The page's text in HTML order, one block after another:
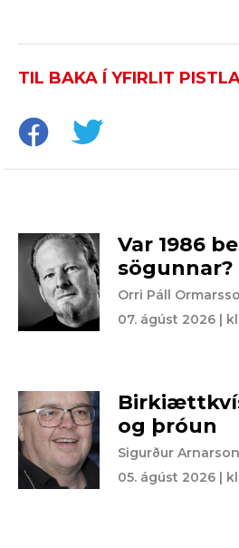
TIL BAKA Í YFIRLIT
Var 1986
sögunnar?
Orri Páll
07. ágúst 2026 |
og þróun
Sigurður
05. ágúst 2026 |